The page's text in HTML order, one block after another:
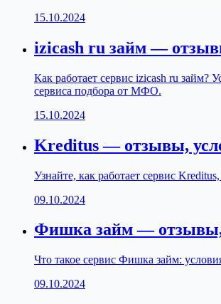
15.10.2024
izicash ru займ —
Как работает сервис izicash ru
сервиса подбора от МФО.
15.10.2024
Kreditus — отзывы,
Узнайте, как работает сервис
09.10.2024
Фишка займ — отзывы,
Что такое сервис Фишка займ:
09.10.2024